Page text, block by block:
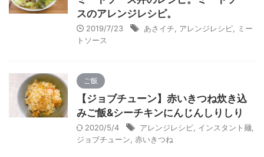
スのアレンジレシピ。
2019/7/23 あさイチ アレンジレシピ
ミー
トソース
ご飯
【ジョブチューン】赤いきつね炊き込
みご飯&シーチキンにんじんしりしり
2020/5/4 アレンジレシピ インスタント麺
ジョブチューン 赤いきつね